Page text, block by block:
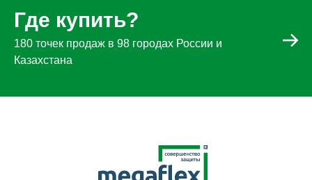
Где купить?
180 точек продаж в 98 городах России и
Казахстана